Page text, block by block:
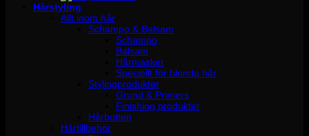
Hårstyling
Allt inom hår
Schampo & Balsam
Schampo
Balsam
Hårmasker
Speciellt för blonda hår
Stylingprodukter
Grund & Primers
Finishing produkter
Hårbotten
Hårtillbehör